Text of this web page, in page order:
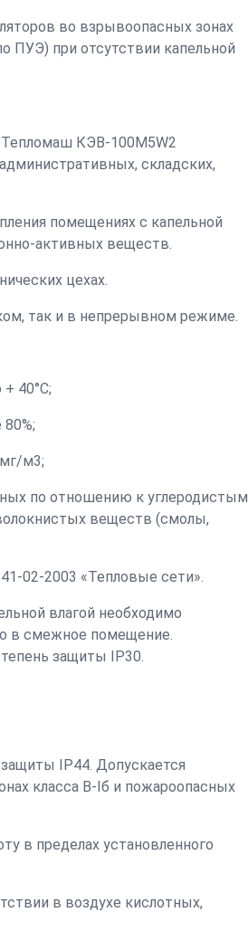
во взрывоопасных зонах
ПУЭ) при отсутствии капельной
Тепломаш КЭВ-100М5W2
складских,
помещениях с капельной
активных веществ.
цехах.
так и в непрерывном режиме.
40°С;
м3;
по отношению к углеродистым
веществ (смолы,
02-2003 «Тепловые сети».
влагой необходимо
в смежное помещение.
защиты IP30.
IP44. Допускается
класса В-Iб и пожароопасных
в пределах установленного
в воздухе кислотных,